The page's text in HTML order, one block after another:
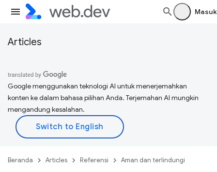
Masuk
Articles
Google menggunakan teknologi AI untuk menerjemahkan
konten ke dalam bahasa pilihan Anda. Terjemahan AI mungkin
mengandung kesalahan.
Beranda Articles Referensi Aman dan terlindungi